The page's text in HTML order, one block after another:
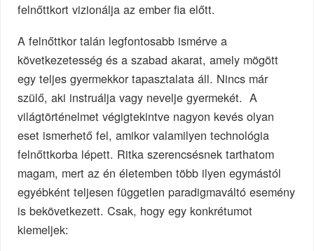
felnőttkort vizionálja az ember fia előtt.
A felnőttkor talán legfontosabb ismérve a
következetesség és a szabad akarat, amely mögött
egy teljes gyermekkor tapasztalata áll. Nincs már
szülő, aki instruálja vagy nevelje gyermekét. A
világtörténelmet végigtekintve nagyon kevés olyan
eset ismerhető fel, amikor valamilyen technológia
felnőttkorba lépett. Ritka szerencsésnek tarthatom
magam, mert az én életemben több ilyen egymástól
egyébként teljesen független paradigmaváltó esemény
is bekövetkezett. Csak, hogy egy konkrétumot
kiemeljek: